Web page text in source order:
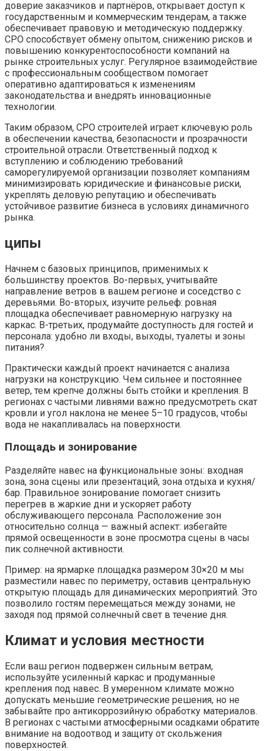
доверие заказчиков и партнёров, открывает доступ к
государственным и коммерческим тендерам, а также
обеспечивает правовую и методическую поддержку.
СРО способствует обмену опытом, снижению рисков и
повышению конкурентоспособности компаний на
рынке строительных услуг. Регулярное взаимодействие
с профессиональным сообществом помогает
оперативно адаптироваться к изменениям
законодательства и внедрять инновационные
технологии.
Таким образом, СРО строителей играет ключевую роль
в обеспечении качества, безопасности и прозрачности
строительной отрасли. Ответственный подход к
вступлению и соблюдению требований
саморегулируемой организации позволяет компаниям
минимизировать юридические и финансовые риски,
укреплять деловую репутацию и обеспечивать
устойчивое развитие бизнеса в условиях динамичного
рынка.
ципы
Начнем с базовых принципов, применимых к
большинству проектов. Во-первых, учитывайте
направление ветров в вашем регионе и соседство с
деревьями. Во-вторых, изучите рельеф: ровная
площадка обеспечивает равномерную нагрузку на
каркас. В-третьих, продумайте доступность для гостей и
персонала: удобно ли входы, выходы, туалеты и зоны
питания?
Практически каждый проект начинается с анализа
нагрузки на конструкцию. Чем сильнее и постояннее
ветер, тем крепче должны быть стойки и крепления. В
регионах с частыми ливнями важно предусмотреть скат
кровли и угол наклона не менее 5–10 градусов, чтобы
вода не накапливалась на поверхности.
Площадь и зонирование
Разделяйте навес на функциональные зоны: входная
зона, зона сцены или презентаций, зона отдыха и кухня/
бар. Правильное зонирование помогает снизить
перегрев в жаркие дни и ускоряет работу
обслуживающего персонала. Расположение зон
относительно солнца — важный аспект: избегайте
прямой освещенности в зоне просмотра сцены в часы
пик солнечной активности.
Пример: на ярмарке площадка размером 30×20 м мы
разместили навес по периметру, оставив центральную
открытую площадь для динамических мероприятий. Это
позволило гостям перемещаться между зонами, не
заходя под прямой солнечный свет в течение дня.
Климат и условия местности
Если ваш регион подвержен сильным ветрам,
используйте усиленный каркас и продуманные
крепления под навес. В умеренном климате можно
допускать меньшие геометрические решения, но не
забывайте про антикоррозийную обработку материалов.
В регионах с частыми атмосферными осадками обратите
внимание на водоотвод и защиту от скольжения
поверхностей.